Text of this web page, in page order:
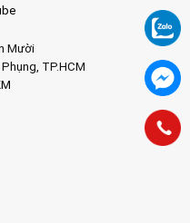
Mười
TP.HCM